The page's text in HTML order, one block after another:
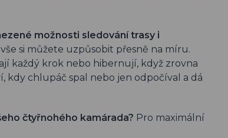
možnosti sledování trasy i
si můžete uzpůsobit přesně na míru.
každý krok nebo hibernují, když zrovna
kdy chlupáč spal nebo jen odpočíval a dá
čtyřnohého kamárada? Pro maximální